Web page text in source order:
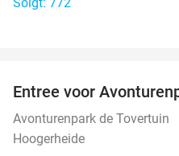
Entree voor
Avonturenpark de Tovertuin
Hoogerheide